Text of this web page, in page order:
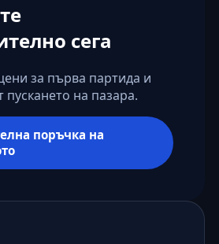
сега
за първа партида и
пускането на пазара.
поръчка на